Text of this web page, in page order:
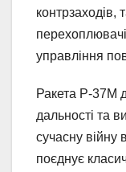
контрзаходів,
управління
Ракета Р-37М
дальності та
сучасну війну
поєднує